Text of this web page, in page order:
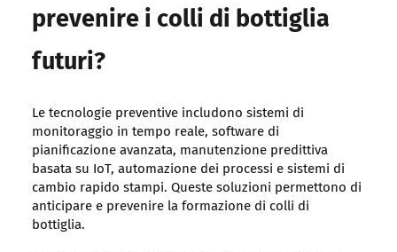
prevenire i colli di bottiglia
futuri?
Le tecnologie preventive includono sistemi di
monitoraggio in tempo reale, software di
pianificazione avanzata, manutenzione predittiva
basata su IoT, automazione dei processi e sistemi di
cambio rapido stampi. Queste soluzioni permettono di
anticipare e prevenire la formazione di colli di
bottiglia.